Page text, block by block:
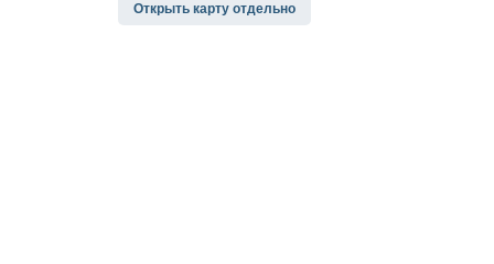
Открыть карту отдельно